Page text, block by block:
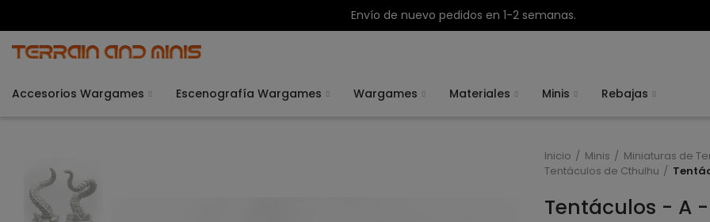
Envío de nuevo pedidos en 1-2 semanas.
Accesorios Wargames Escenografía Wargames Wargames Materiales Minis Rebajas
Inicio Minis
Miniaturas de
Tentáculos de Cthulhu
Tentáculos - A